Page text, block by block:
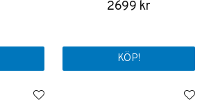
2699 kr
KÖP!